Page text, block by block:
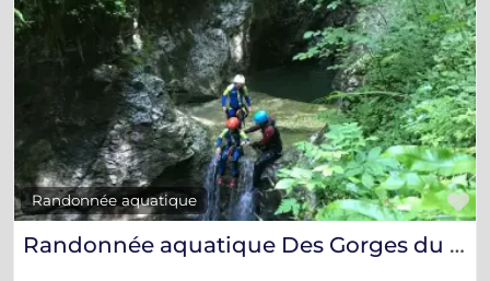
Randonnée aquatique
Randonnée aquatique Des Gorges du Grosdar (initiation)